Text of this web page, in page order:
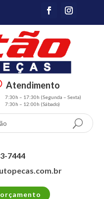
Atendimento
– 17:30h (Segunda – Sexta)
– 12:00h (Sábado)
7444